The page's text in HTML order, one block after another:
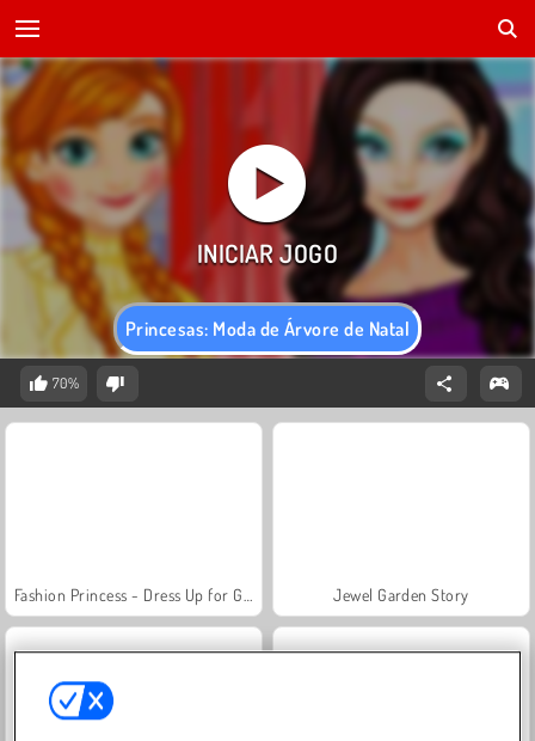
Princesas: Moda de Árvore de Natal
70%
Jewel Garden Story